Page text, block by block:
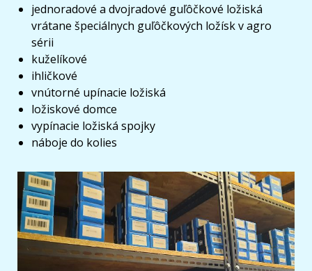
jednoradové a dvojradové guľôčkové ložiská
vrátane špeciálnych guľôčkových ložísk v agro
sérii
kuželíkové
ihličkové
vnútorné upínacie ložiská
ložiskové domce
vypínacie ložiská spojky
náboje do kolies